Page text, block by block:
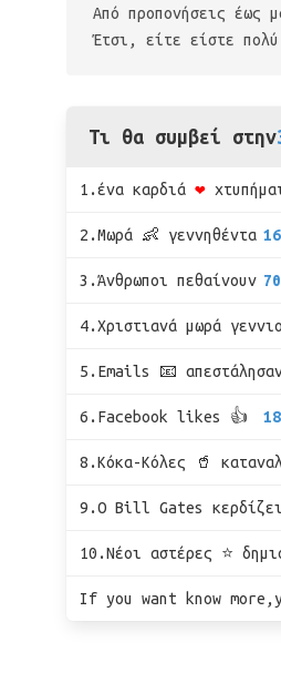
Από προπονήσεις έως
Έτσι, είτε είστε
Τι θα συμβεί στην
1.ένα καρδιά ❤
2.Μωρά 👶 γεννηθέντα
3.Άνθρωποι πεθαίνουν
4.Χριστιανά μωρά
5.Emails 📧
6.Facebook likes 👍
8.Κόκα-Κόλες 🥤
9.Ο Bill Gates κερδίζει
10.Νέοι αστέρες ⭐
If you want know